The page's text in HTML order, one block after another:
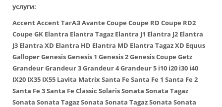
услуги:
AccentAccent ТагАЗAvante Coupe Coupe RD Coupe RD2
Coupe GK Elantra Elantra Tagaz Elantra J1 Elantra J2 Elantra
J3 Elantra XD Elantra HD Elantra MD Elantra Tagaz XD Equus
GalloperGenesisGenesis 1 Genesis 2Genesis Coupe Getz
GrandeurGrandeur 3Grandeur 4Grandeur 5 i10 i20 i30 i40
IX20 IX35 IX55 Lavita MatrixSanta Fe Santa Fe 1 Santa Fe 2
Santa Fe 3Santa Fe Classic SolarisSonata Sonata Tagaz
Sonata Sonata TagazSonata Sonata TagazSonata Sonata